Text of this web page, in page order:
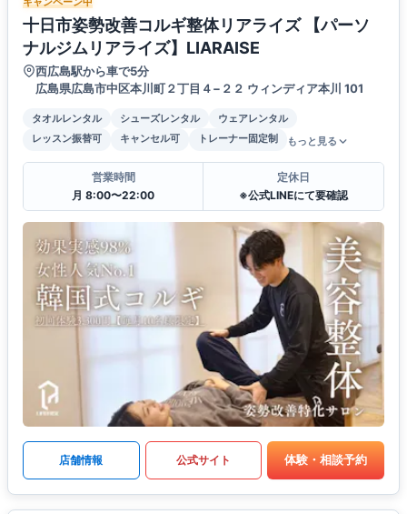
十日市姿勢改善コルギ整体リアライズ 【パーソ
ナルジムリアライズ】LIARAISE
西広島駅から車で5分
広島県広島市中区本川町２丁目４−２２ ウィンディア本川 101
タオルレンタル シューズレンタル
ウェアレンタル
レッスン振替可
キャンセル可 トレーナー固定制 もっと見る
営業時間
月 8:00〜22:00
定休日
※公式LINEにて要確認
店舗情報 公式サイト 体験・相談予約